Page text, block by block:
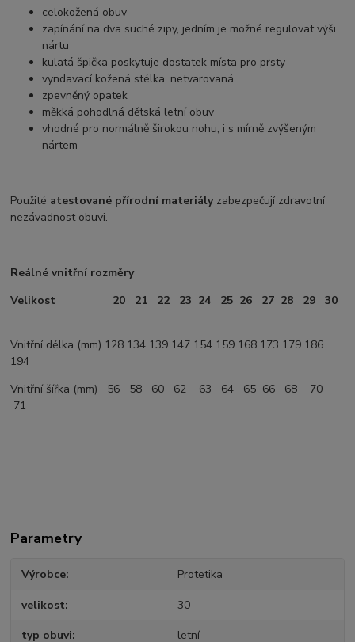
celokožená obuv
zapínání na dva suché zipy, jedním je možné regulovat výši
nártu
kulatá špička poskytuje dostatek místa pro prsty
vyndavací kožená stélka, netvarovaná
zpevněný opatek
měkká pohodlná dětská letní obuv
vhodné pro normálně širokou nohu, i s mírně zvýšeným
nártem
Použité atestované přírodní materiályzabezpečují zdravotní
nezávadnost obuvi.
Reálné vnitřní rozměry
Velikost
20 21 22 23 24 25 26 27 28 29 30
Vnitřní délka (mm) 128 134 139 147 154 159 168 173 179 186
194
Vnitřní šířka (mm) 56 58 60 62 63 64 65 66 68 70
71
Parametry
Výrobce Protetika
velikost 30
typ obuvi letní